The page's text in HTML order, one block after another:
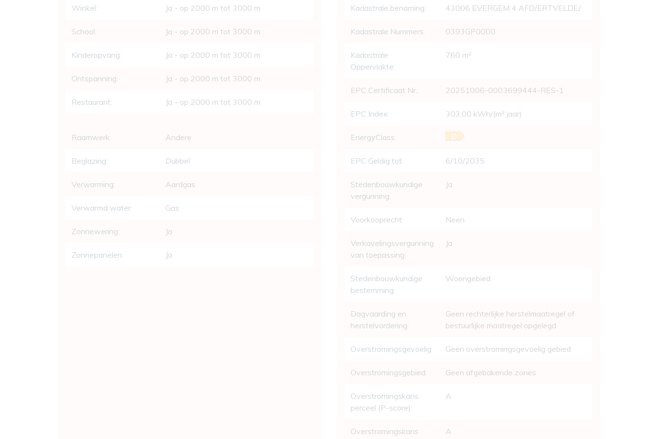
Winkel: Ja - op 2000 m tot 3000 m
School: Ja - op 2000 m tot 3000 m
Kinderopvang: Ja - op 2000 m tot 3000 m
Ontspanning: Ja - op 2000 m tot 3000 m
Restaurant: Ja - op 2000 m tot 3000 m
Raamwerk: Andere
Beglazing: Dubbel
Verwarming: Aardgas
Verwarmd water: Gas
Zonnewering: Ja
Zonnepanelen: Ja
Kadastrale benaming: 43006 EVERGEM 4 AFD/ERTVELDE/
Kadastrale Nummers: 0393GP0000
Kadastrale
Oppervlakte:
760 m²
EPC Certificaat Nr.: 20251006-0003699444-RES-1
EPC Index: 303,00 kWh/(m² jaar)
EnergyClass: D
EPC Geldig tot: 6/10/2035
Stedenbouwkundige
vergunning:
Ja
Voorkooprecht: Neen
Verkavelingsvergunning
van toepassing:
Ja
Stedenbouwkundige
bestemming:
Woongebied
Dagvaarding en
herstelvordering:
Geen rechterlijke herstelmaatregel of
bestuurlijke maatregel opgelegd
Overstromingsgevoelig: Geen overstromingsgevoelig gebied
Overstromingsgebied: Geen afgebakende zones
Overstromingskans
perceel (P-score):
A
Overstromingskans
A